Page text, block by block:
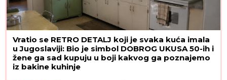
Vratio se RETRO DETALJ koji je svaka kuća imala
u Jugoslaviji: Bio je simbol DOBROG UKUSA 50-ih i
žene ga sad kupuju u boji kakvog ga poznajemo
iz bakine kuhinje